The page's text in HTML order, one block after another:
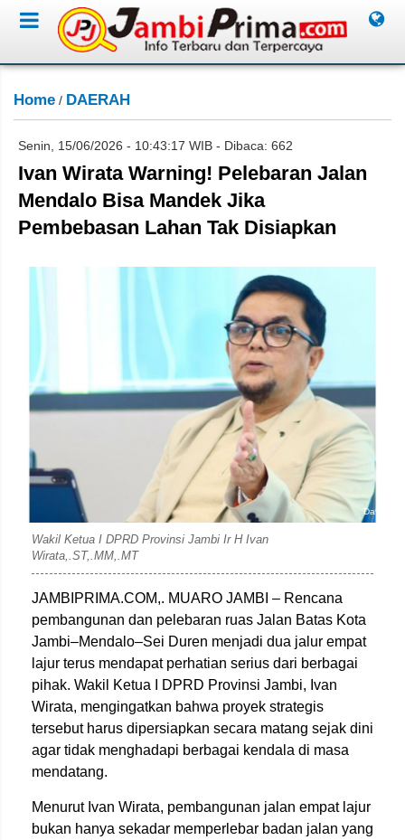
Home / DAERAH
Senin, 15/06/2026 - 10:43:17 WIB - Dibaca: 662
Ivan Wirata Warning! Pelebaran Jalan
Mendalo Bisa Mandek Jika
Pembebasan Lahan Tak Disiapkan
David
Wakil Ketua I DPRD Provinsi Jambi Ir H Ivan
Wirata,.ST,.MM,.MT
JAMBIPRIMA.COM,. MUARO JAMBI – Rencana
pembangunan dan pelebaran ruas Jalan Batas Kota
Jambi–Mendalo–Sei Duren menjadi dua jalur empat
lajur terus mendapat perhatian serius dari berbagai
pihak. Wakil Ketua I DPRD Provinsi Jambi, Ivan
Wirata, mengingatkan bahwa proyek strategis
tersebut harus dipersiapkan secara matang sejak dini
agar tidak menghadapi berbagai kendala di masa
mendatang.
Menurut Ivan Wirata, pembangunan jalan empat lajur
bukan hanya sekadar memperlebar badan jalan yang